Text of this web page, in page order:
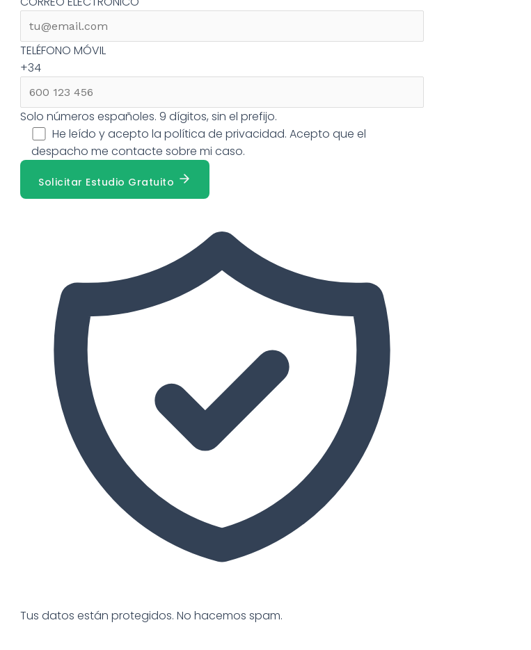
TELÉFONO MÓVIL
+34
Solo números españoles. 9 dígitos, sin el prefijo.
He leído y acepto lapolítica de privacidad. Acepto que el
despacho me contacte sobre mi caso.
Solicitar Estudio Gratuito
Tus datos están protegidos. No hacemos spam.